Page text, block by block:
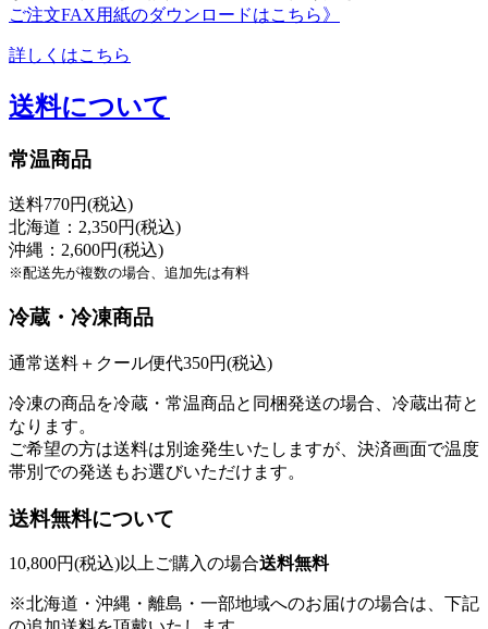
ご注文FAX用紙のダウンロードはこちら》
詳しくはこちら
送料について
常温商品
送料770円(税込)
北海道：2,350円(税込)
沖縄：2,600円(税込)
※配送先が複数の場合、追加先は有料
冷蔵・冷凍商品
通常送料＋クール便代350円(税込)
冷凍の商品を冷蔵・常温商品と同梱発送の場合、冷蔵出荷と
なります。
ご希望の方は送料は別途発生いたしますが、決済画面で温度
帯別での発送もお選びいただけます。
送料無料について
10,800円(税込)以上ご購入の場合送料無料
※北海道・沖縄・離島・一部地域へのお届けの場合は、下記